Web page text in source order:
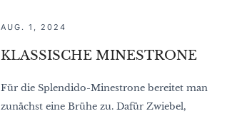
AUG. 1, 2024
KLASSISCHE MINESTRONE
Für die Splendido-Minestrone bereitet man
zunächst eine Brühe zu. Dafür Zwiebel,